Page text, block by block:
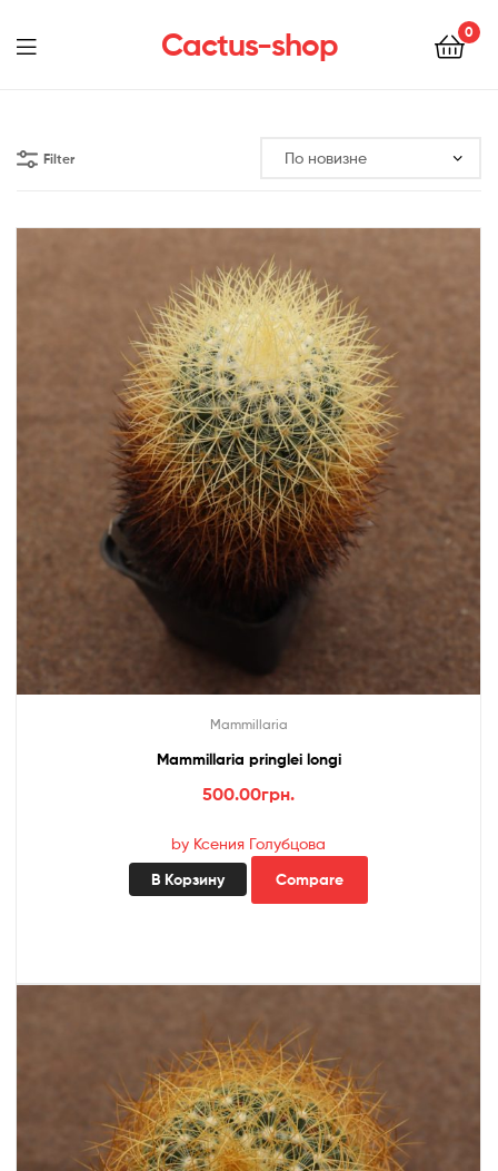
Cactus-shop 0
Menu
Filter
Mammillaria
Mammillaria pringlei longi
500.00грн.
by Ксения Голубцова
В Корзину Compare